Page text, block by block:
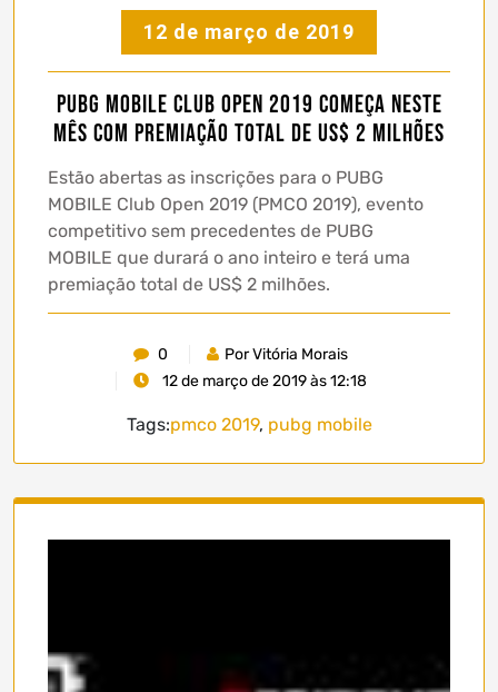
12 de março de 2019
PUBG MOBILE Club Open 2019 começa neste
mês com premiação total de US$ 2 milhões
Estão abertas as inscrições para o PUBG
MOBILE Club Open 2019 (PMCO 2019), evento
competitivo sem precedentes de PUBG
MOBILE que durará o ano inteiro e terá uma
premiação total de US$ 2 milhões.
0
Por Vitória Morais
12 de março de 2019 às 12:18
Tags:pmco 2019, pubg mobile